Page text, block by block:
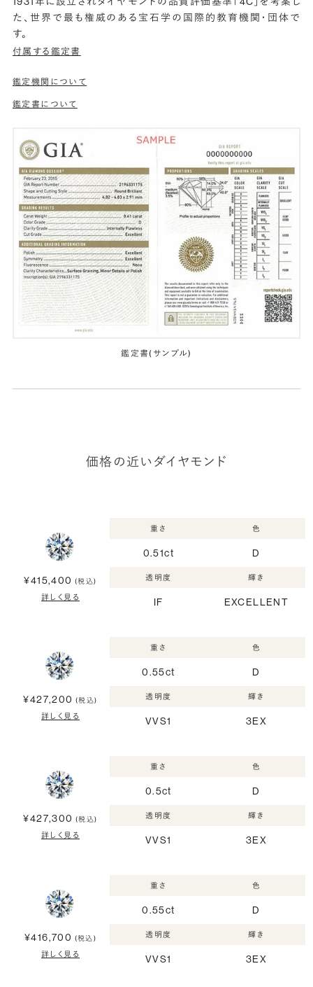
た、世界で最も権威のある宝石学の国際的教育機関・団体で
す。
付属する鑑定書
鑑定機関について
鑑定書について
鑑定書(サンプル)
価格の近いダイヤモンド
¥415,400 (税込)
詳しく見る
重さ
0.51ct
色
D
透明度
IF
輝き
EXCELLENT
¥427,200 (税込)
詳しく見る
重さ
0.55ct
色
D
透明度
VVS1
輝き
3EX
¥427,300 (税込)
詳しく見る
重さ
0.5ct
色
D
透明度
VVS1
輝き
3EX
¥416,700 (税込)
詳しく見る
重さ
0.55ct
色
D
透明度
VVS1
輝き
3EX